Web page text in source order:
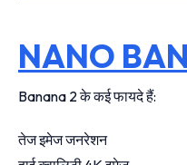
NANO
Banana 2 के कई फायदे हैं:
तेज इमेज जनरेशन